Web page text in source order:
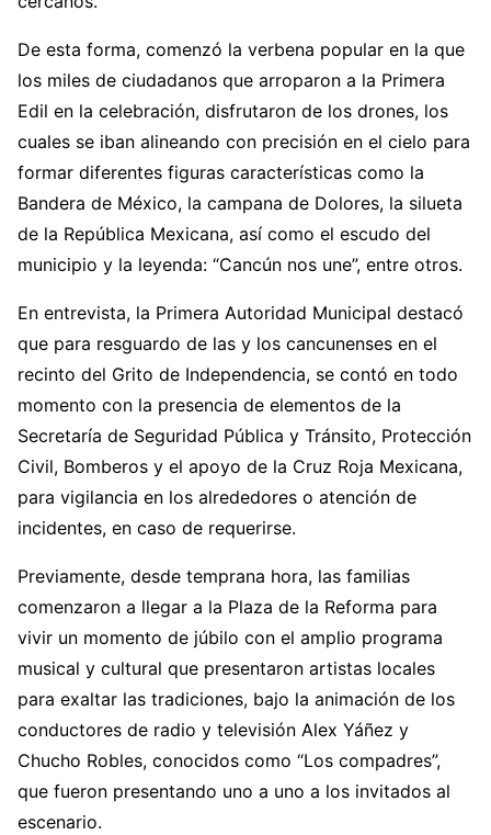
De esta forma, comenzó la verbena popular en la que
los miles de ciudadanos que arroparon a la Primera
Edil en la celebración, disfrutaron de los drones, los
cuales se iban alineando con precisión en el cielo para
formar diferentes figuras características como la
Bandera de México, la campana de Dolores, la silueta
de la República Mexicana, así como el escudo del
municipio y la leyenda: “Cancún nos une”, entre otros.
En entrevista, la Primera Autoridad Municipal destacó
que para resguardo de las y los cancunenses en el
recinto del Grito de Independencia, se contó en todo
momento con la presencia de elementos de la
Secretaría de Seguridad Pública y Tránsito, Protección
Civil, Bomberos y el apoyo de la Cruz Roja Mexicana,
para vigilancia en los alrededores o atención de
incidentes, en caso de requerirse.
Previamente, desde temprana hora, las familias
comenzaron a llegar a la Plaza de la Reforma para
vivir un momento de júbilo con el amplio programa
musical y cultural que presentaron artistas locales
para exaltar las tradiciones, bajo la animación de los
conductores de radio y televisión Alex Yáñez y
Chucho Robles, conocidos como “Los compadres”,
que fueron presentando uno a uno a los invitados al
escenario.